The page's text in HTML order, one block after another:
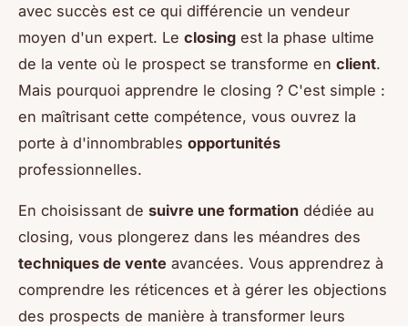
avec succès est ce qui différencie un vendeur
moyen d'un expert. Le closing est la phase ultime
de la vente où le prospect se transforme en client.
Mais pourquoi apprendre le closing ? C'est simple :
en maîtrisant cette compétence, vous ouvrez la
porte à d'innombrables opportunités
professionnelles.
En choisissant de suivre une formation dédiée au
closing, vous plongerez dans les méandres des
techniques de vente avancées. Vous apprendrez à
comprendre les réticences et à gérer les objections
des prospects de manière à transformer leurs